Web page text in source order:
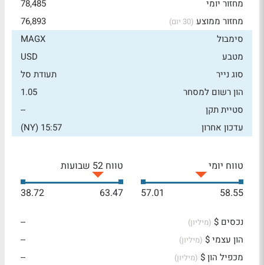
מחזור יומי
78,485
מחזור ממוצע (30 יום)
76,893
סימבול
MAGX
מטבע
USD
סוג נייר
תעודת סל
הון רשום למסחר
1.05
סטיית תקן
--
עדכון אחרון
15:57 (NY)
טווח יומי
58.55
57.01
טווח 52 שבועות
63.47
38.72
נכסים $ (מיליון)
--
הון עצמי $ (מיליון)
--
מכפיל הון $ (מיליון)
--